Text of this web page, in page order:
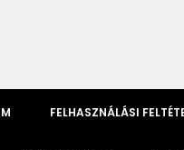
FELHASZNÁLÁSI